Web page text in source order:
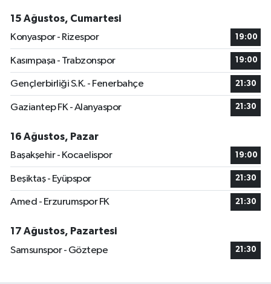
15 Ağustos, Cumartesi
Konyaspor - Rizespor
19:00
Kasımpaşa - Trabzonspor 19:00
Gençlerbirliği S.K. - Fenerbahçe 21:30
Gaziantep FK - Alanyaspor 21:30
16 Ağustos, Pazar
Başakşehir - Kocaelispor
19:00
Beşiktaş - Eyüpspor 21:30
Amed - Erzurumspor FK 21:30
17 Ağustos, Pazartesi
Samsunspor - Göztepe
21:30